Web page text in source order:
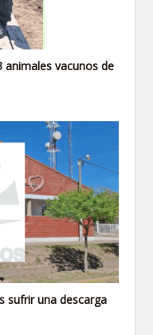
animales vacunos de
sufrir una descarga